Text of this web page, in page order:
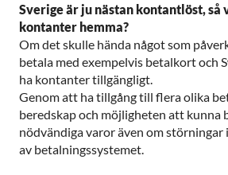
Sverige är ju nästan kontantlöst, så
kontanter hemma?
Om det skulle hända något som
betala med exempelvis betalkort och
ha kontanter tillgängligt.
Genom att ha tillgång till flera olika
beredskap och möjligheten att kunna
nödvändiga varor även om störningar
av betalningssystemet.